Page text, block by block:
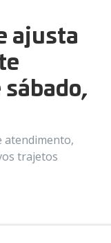
ajusta
atendimento,
trajetos